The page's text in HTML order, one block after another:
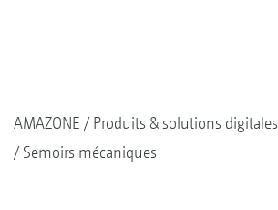
AMAZONE Produits & solutions digitales
Semoirs mécaniques